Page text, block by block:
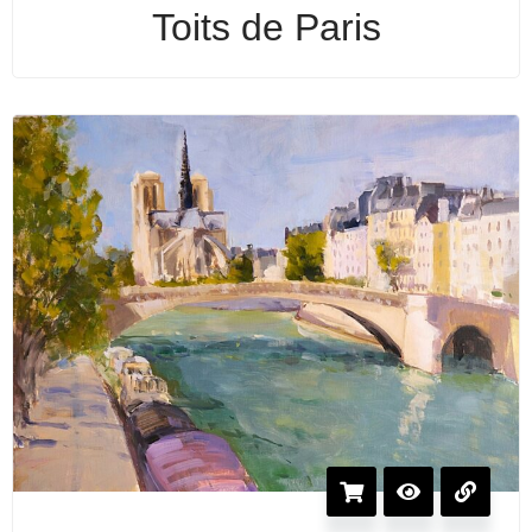
Toits de Paris